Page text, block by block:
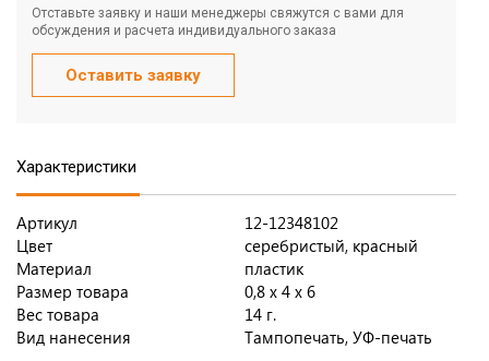
Отставьте заявку и наши менеджеры свяжутся с вами для
обсуждения и расчета индивидуального заказа
Оставить заявку
Характеристики
Артикул
12-12348102
Цвет
серебристый, красный
Материал
пластик
Размер товара
0,8 х 4 х 6
Вес товара
14 г.
Вид нанесения
Тампопечать, УФ-печать